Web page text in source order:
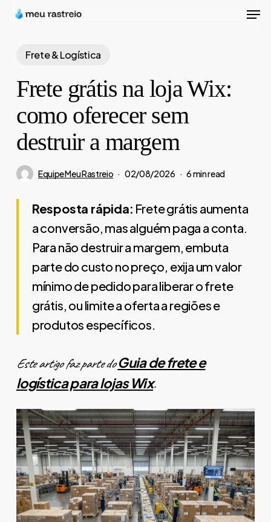
Skip
content
Frete & Logística
Frete grátis na loja Wix:
como oferecer sem
destruir a margem
Equipe Meu Rastreio 02/08/2026 6 min read
Resposta rápida: Frete grátis aumenta
a conversão, mas alguém paga a conta.
Para não destruir a margem, embuta
parte do custo no preço, exija um valor
mínimo de pedido para liberar o frete
grátis, ou limite a oferta a regiões e
produtos específicos.
Este artigo faz parte doGuia de frete e
logística para lojas Wix.